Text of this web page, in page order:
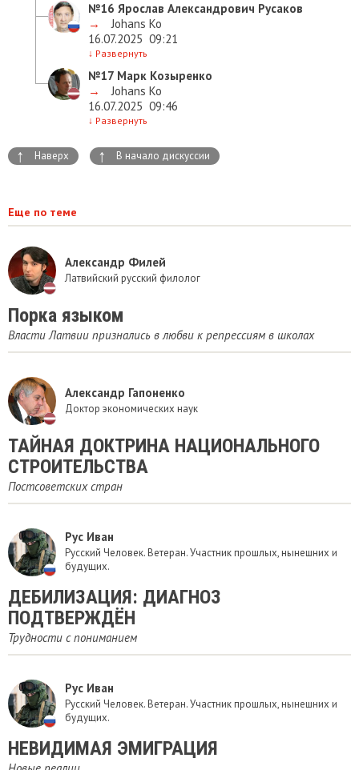
№16 Ярослав Александрович Русаков
→
Johans Ko
16.07.2025 09:21
↓ Развернуть
№17 Марк Козыренко
→
Johans Ko
16.07.2025 09:46
↓ Развернуть
↑ Наверх ↑ В начало дискуссии
Еще по теме
Александр Филей
Латвийский русский филолог
Порка языком
Власти Латвии признались в любви к репрессиям в школах
Александр Гапоненко
Доктор экономических наук
ТАЙНАЯ ДОКТРИНА НАЦИОНАЛЬНОГО
СТРОИТЕЛЬСТВА
Постсоветских стран
Рус Иван
Русский Человек. Ветеран. Участник прошлых, нынешних и
будущих.
ДЕБИЛИЗАЦИЯ: ДИАГНОЗ
ПОДТВЕРЖДЁН
Трудности с пониманием
Рус Иван
Русский Человек. Ветеран. Участник прошлых, нынешних и
будущих.
НЕВИДИМАЯ ЭМИГРАЦИЯ